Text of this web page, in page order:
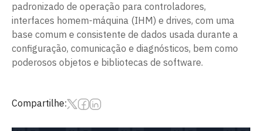
padronizado de operação para controladores,
interfaces homem-máquina (IHM) e drives, com uma
base comum e consistente de dados usada durante a
configuração, comunicação e diagnósticos, bem como
poderosos objetos e bibliotecas de software.
Compartilhe: